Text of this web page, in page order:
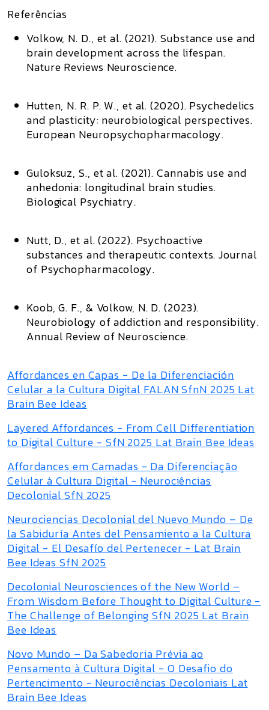
Referências
Volkow, N. D., et al. (2021). Substance use and
brain development across the lifespan.
Nature Reviews Neuroscience.
Hutten, N. R. P. W., et al. (2020). Psychedelics
and plasticity: neurobiological perspectives.
European Neuropsychopharmacology.
Guloksuz, S., et al. (2021).Cannabis use and
anhedonia: longitudinal brain studies.
Biological Psychiatry.
Nutt, D., et al. (2022). Psychoactive
substances and therapeutic contexts. Journal
of Psychopharmacology.
Koob, G. F., & Volkow, N. D. (2023).
Neurobiology of addiction and responsibility.
Annual Review of Neuroscience.
Affordances en Capas - De la Diferenciación
Celular a la Cultura Digital FALAN SfnN 2025 Lat
Brain Bee Ideas
Layered Affordances - From Cell Differentiation
to Digital Culture - SfN 2025 Lat Brain Bee Ideas
Affordances em Camadas - Da Diferenciação
Celular à Cultura Digital - Neurociências
Decolonial SfN 2025
Neurociencias Decolonial del Nuevo Mundo – De
la Sabiduría Antes del Pensamiento a la Cultura
Digital - El Desafío del Pertenecer - Lat Brain
Bee Ideas SfN 2025
Decolonial Neurosciences of the New World –
From Wisdom Before Thought to Digital Culture -
The Challenge of Belonging SfN 2025 Lat Brain
Bee Ideas
Novo Mundo – Da Sabedoria Prévia ao
Pensamento à Cultura Digital - O Desafio do
Pertencimento - Neurociências Decoloniais Lat
Brain Bee Ideas